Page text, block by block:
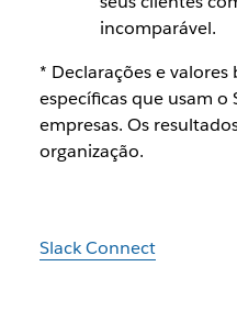
incomparável.
* Declarações e
específicas que usam o
empresas. Os
organização.
Slack Connect